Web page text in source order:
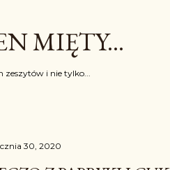
MIĘTY...
zeszytów i nie tylko...
30, 2020